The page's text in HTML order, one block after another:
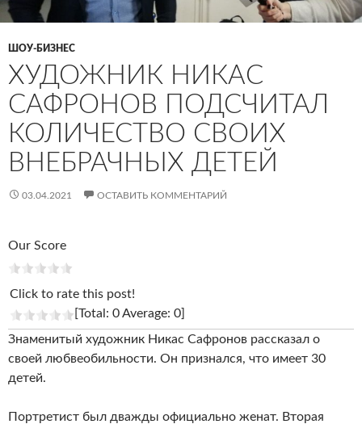
ШОУ-БИЗНЕС
ХУДОЖНИК НИКАС
САФРОНОВ ПОДСЧИТАЛ
КОЛИЧЕСТВО СВОИХ
ВНЕБРАЧНЫХ ДЕТЕЙ
03.04.2021 ОСТАВИТЬ КОММЕНТАРИЙ
Our Score
Click to rate this post!
[Total: 0 Average: 0]
Знаменитый художник Никас Сафронов рассказал о
своей любвеобильности. Он признался, что имеет 30
детей.
Портретист был дважды официально женат. Вторая